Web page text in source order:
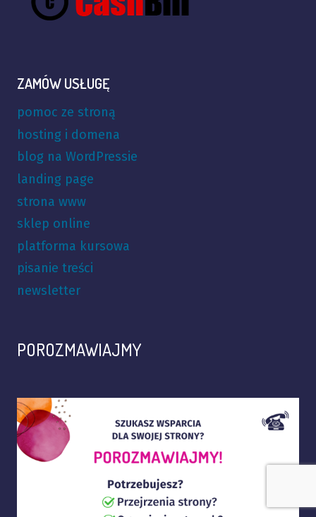
ZAMÓW USŁUGĘ
pomoc ze stroną
hosting i domena
blog na WordPressie
landing page
strona www
sklep online
platforma kursowa
pisanie treści
newsletter
POROZMAWIAJMY